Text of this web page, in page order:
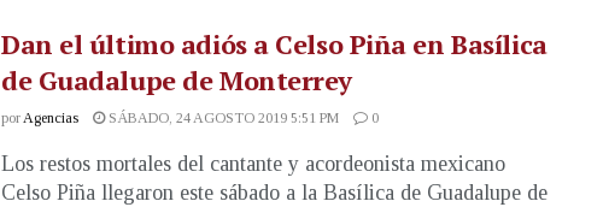
Dan el último adiós a Celso Piña en Basílica
de Guadalupe de Monterrey
porAgencias SÁBADO, 24 AGOSTO 2019 5:51 PM 0
Los restos mortales del cantante y acordeonista mexicano
Celso Piña llegaron este sábado a la Basílica de Guadalupe de